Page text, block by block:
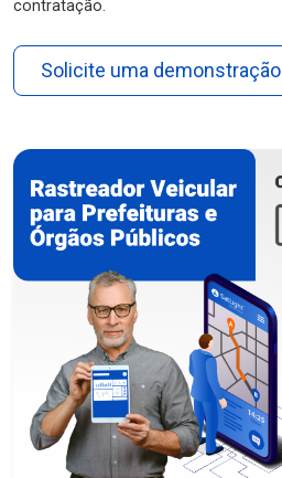
contratação.
Solicite uma demonstração